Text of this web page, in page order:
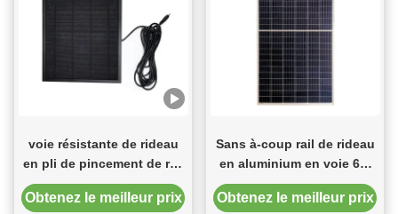
voie résistante de rideau
en pli de pincement de rail
de rideau en épaisseur
L5m de 1.5mm
Obtenez le meilleur prix
Sans à-coup rail de rideau
en aluminium en voie 6m
de rideau en glissière avec
tous les accessoires
Obtenez le meilleur prix